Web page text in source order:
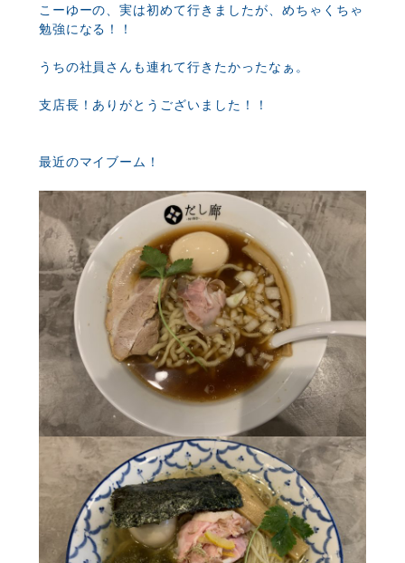
こーゆーの、実は初めて行きましたが、めちゃくちゃ
勉強になる！！
うちの社員さんも連れて行きたかったなぁ。
支店長！ありがとうございました！！
最近のマイブーム！